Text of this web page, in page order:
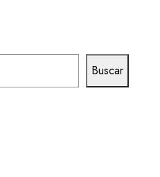
Buscar